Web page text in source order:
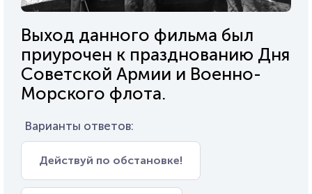
Выход данного фильма был
приурочен к празднованию Дня
Советской Армии и Военно-
Морского флота.
Варианты ответов:
Действуй по обстановке!